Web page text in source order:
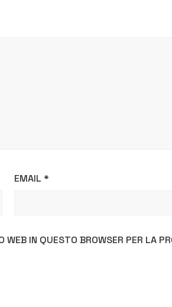
EMAIL *
WEB IN QUESTO BROWSER PER LA